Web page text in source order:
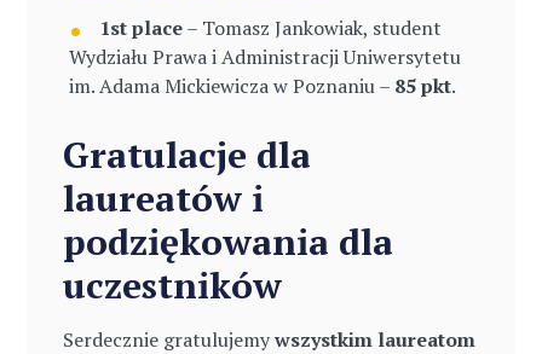
1st place– Tomasz Jankowiak, student
Wydziału Prawa i Administracji Uniwersytetu
im. Adama Mickiewicza w Poznaniu – 85 pkt.
Gratulacje dla
laureatów i
podziękowania dla
uczestników
Serdecznie gratulujemywszystkim laureatom